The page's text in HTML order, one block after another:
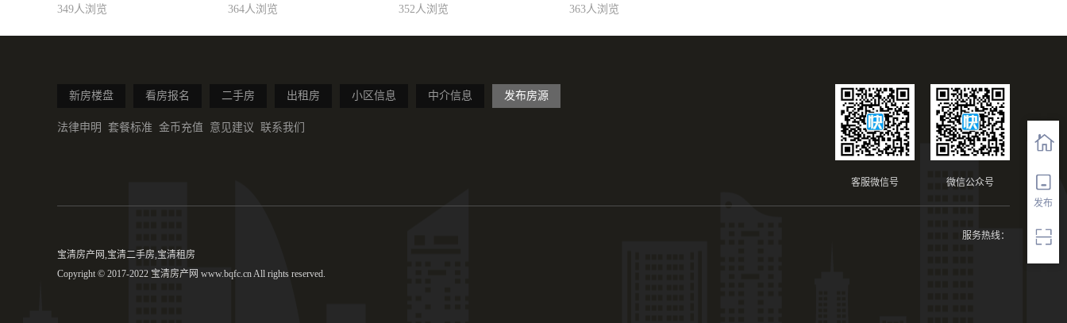
发布
349人浏览 364人浏览 352人浏览 363人浏览
新房楼盘 看房报名 二手房 出租房 小区信息 中介信息 发布房源
法律申明 套餐标准 金币充值 意见建议 联系我们
微信公众号
客服微信号
服务热线：
宝清房产网,宝清二手房,宝清租房
Copyright © 2017-2022 宝清房产网 www.bqfc.cn All rights reserved.